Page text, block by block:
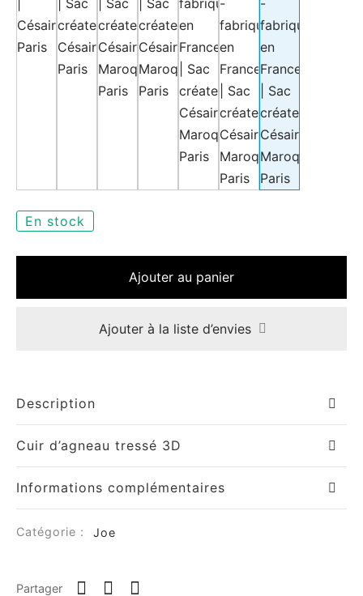
En stock
Ajouter au panier
Ajouter à la liste d’envies
Description
Cuir d’agneau tressé 3D
Informations complémentaires
Catégorie : Joe
Partager